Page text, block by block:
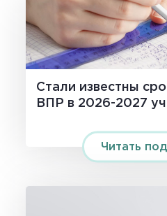
Стали известны
ВПР в 2026-2027
Читать